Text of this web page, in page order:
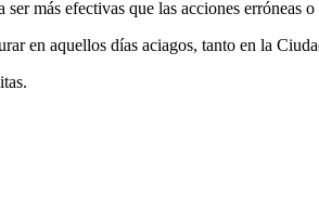
más efectivas que las acciones erróneas
en aquellos días aciagos, tanto en la